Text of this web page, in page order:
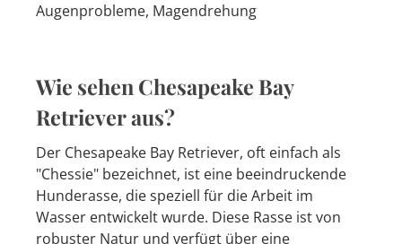
Augenprobleme, Magendrehung
Wie sehen Chesapeake Bay
Retriever aus?
Der Chesapeake Bay Retriever, oft einfach als
"Chessie" bezeichnet, ist eine beeindruckende
Hunderasse, die speziell für die Arbeit im
Wasser entwickelt wurde. Diese Rasse ist von
robuster Natur und verfügt über eine